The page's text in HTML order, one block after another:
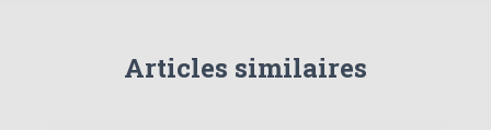
Articles similaires